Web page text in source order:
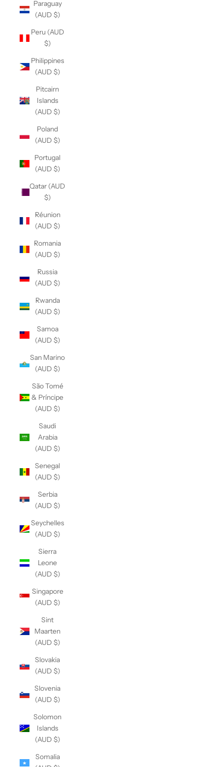
Paraguay
(AUD $)
Peru (AUD
$)
Philippines
(AUD $)
Pitcairn
Islands
(AUD $)
Poland
(AUD $)
Portugal
(AUD $)
Qatar (AUD
$)
Réunion
(AUD $)
Romania
(AUD $)
Russia
(AUD $)
Rwanda
(AUD $)
Samoa
(AUD $)
San Marino
(AUD $)
São Tomé
& Príncipe
(AUD $)
Saudi
Arabia
(AUD $)
Senegal
(AUD $)
Serbia
(AUD $)
Seychelles
(AUD $)
Sierra
Leone
(AUD $)
Singapore
(AUD $)
Sint
Maarten
(AUD $)
Slovakia
(AUD $)
Slovenia
(AUD $)
Solomon
Islands
(AUD $)
Somalia